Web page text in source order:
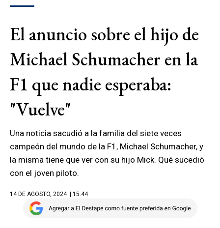
El anuncio sobre el hijo de
Michael Schumacher en la
F1 que nadie esperaba:
"Vuelve"
Una noticia sacudió a la familia del siete veces
campeón del mundo de la F1, Michael Schumacher, y
la misma tiene que ver con su hijo Mick. Qué sucedió
con el joven piloto.
14 DE AGOSTO, 2024 | 15.44